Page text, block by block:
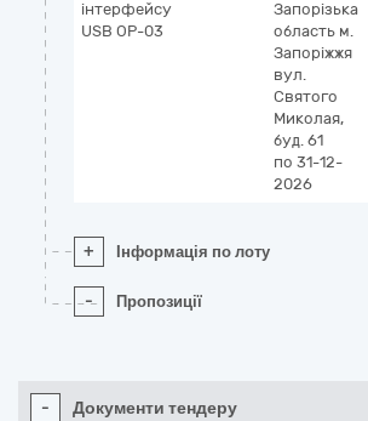
інтерфейсу
USB ОР-03
Запорізька
область м.
Запоріжжя
вул.
Святого
Миколая,
буд. 61
по 31-12-
2026
+ Інформація по лоту
- Пропозиції
- Документи тендеру